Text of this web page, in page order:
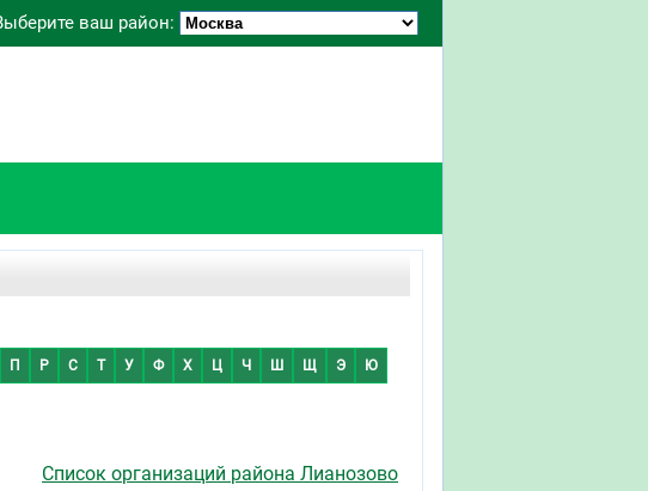
ваш район:
П Р С Т У Ф Х Ц Ч Ш Щ Э Ю
Список организаций района Лианозово